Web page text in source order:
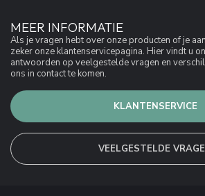
MEER INFORMATIE
Als je vragen hebt over onze producten of je
zeker onze klantenservicepagina. Hier vindt u
antwoorden op veelgestelde vragen en
ons in contact te komen.
KLANTENSERVICE
VEELGESTELDE